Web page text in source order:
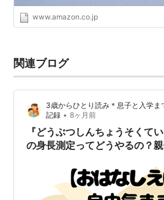
www.amazon.co.jp
関連ブログ
3歳からひとり読み＊息子と入学
記録 • 8ヶ月前
『どうぶつしんちょうそくて
の身長測定ってどうやるの？